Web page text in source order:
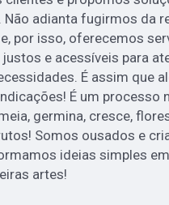
Não adianta fugirmos da
por isso, oferecemos
e acessíveis para
É assim que
É um processo
germina, cresce,
Somos ousados e
ideias simples em
artes!